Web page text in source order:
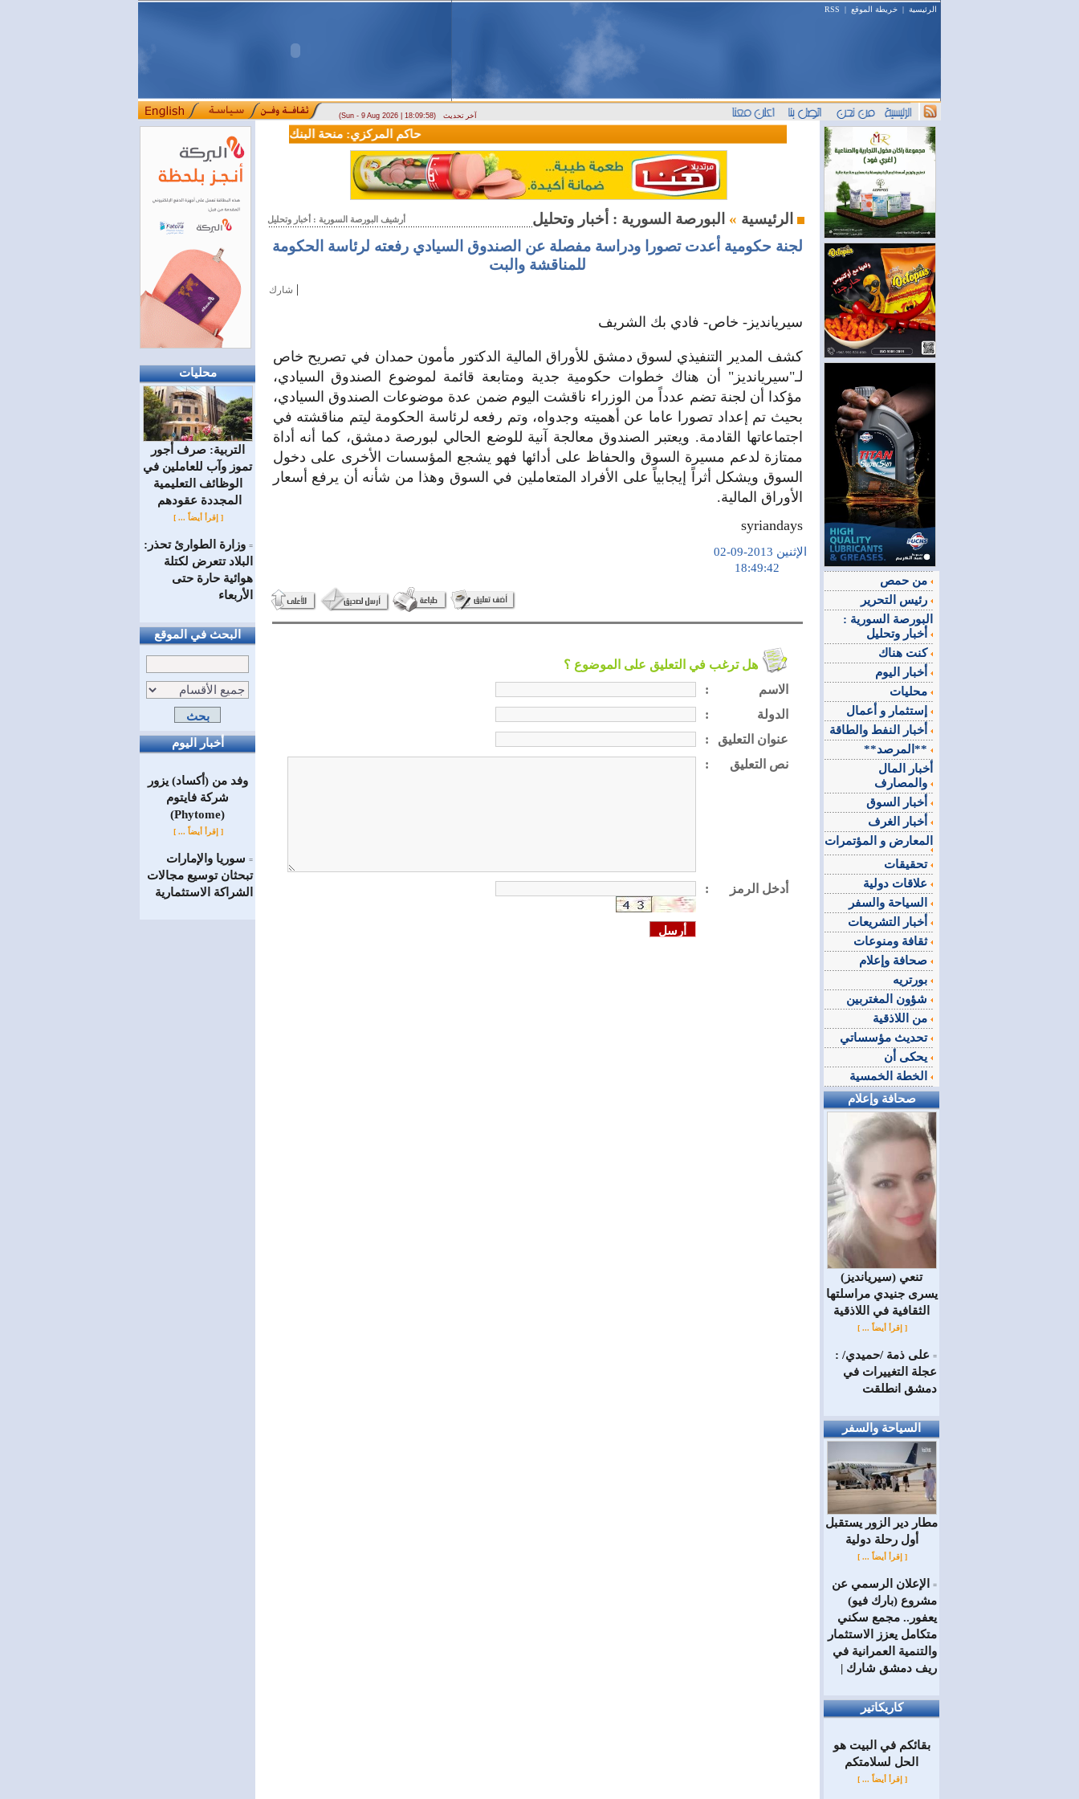
الرئيسية | خريطة الموقع |
RSS
(Sun - 9 Aug 2026 | 18:09:58) آخر تحديث
محليات
التربية: صرف أجور
تموز وآب للعاملين في
الوظائف ‏التعليمية
المجددة عقودهم ‏
[ إقرأ أيضاً ... ]
= وزارة الطوارئ تحذر:
البلاد تتعرض لكتلة
هوائية حارة حتى
الأربعاء
البحث في الموقع
أخبار اليوم
وفد من (أكساد) يزور
شركة فايتوم
(Phytome)
[ إقرأ أيضاً ... ]
= سوريا والإمارات
تبحثان توسيع مجالات
الشراكة الاستثمارية
حاكم المركزي: منحة البنك الدولي لسورية خطوة أساسية نحو بناء قطاع مالي حديث
أرشيف البورصة السورية : أخبار وتحليل الرئيسية »
لجنة حكومية أعدت تصورا ودراسة مفصلة عن الصندوق السيادي رفعته لرئاسة الحكومة
للمناقشة والبت
شارك |
سيريانديز- خاص- فادي بك الشريف
كشف المدير التنفيذي لسوق دمشق للأوراق المالية الدكتور مأمون حمدان في تصريح خاص
لـ"سيريانديز" أن هناك خطوات حكومية جدية ومتابعة قائمة لموضوع الصندوق السيادي،
مؤكدا أن لجنة تضم عدداً من الوزراء ناقشت اليوم ضمن عدة موضوعات الصندوق السيادي،
بحيث تم إعداد تصورا عاما عن أهميته وجدواه، وتم رفعه لرئاسة الحكومة ليتم مناقشته في
اجتماعاتها القادمة. ويعتبر الصندوق معالجة آنية للوضع الحالي لبورصة دمشق، كما أنه أداة
ممتازة لدعم مسيرة السوق والحفاظ على أدائها فهو يشجع المؤسسات الأخرى على دخول
السوق ويشكل أثراً إيجابياً على الأفراد المتعاملين في السوق وهذا من شأنه أن يرفع أسعار
الأوراق المالية.
syriandays
الإثنين 2013-09-02
هل ترغب في التعليق على الموضوع ؟
:
الاسم
:
الدولة
:
عنوان التعليق
:
نص التعليق
: أدخل الرمز
البورصة السورية :
كنت هناك
**المرصد**
أخبار المال
المعارض و المؤتمرات
تحقيقات
ثقافة ومنوعات
تحديث مؤسساتي
صحافة وإعلام
(سيريانديز) تنعي
يسرى جنيدي مراسلتها
الثقافية في اللاذقية
[ إقرأ أيضاً ... ]
= على ذمة /حميدي/ :
عجلة التغييرات في
دمشق انطلقت
السياحة والسفر
مطار دير الزور يستقبل
أول رحلة دولية
[ إقرأ أيضاً ... ]
=
الإعلان الرسمي عن
مشروع (بارك فيو)
يعفور.. مجمع سكني
متكامل يعزز الاستثمار
والتنمية العمرانية في
ريف دمشق شارك |
كاريكاتير
بقائكم في البيت هو
الحل لسلامتكم
[ إقرأ أيضاً ... ]